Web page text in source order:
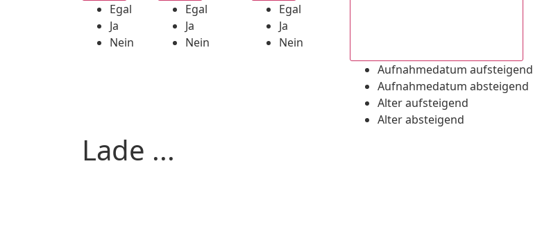
Egal
Ja
Nein
Egal
Ja
Nein
Egal
Ja
Nein
Aufnahmedatum aufsteigend
Aufnahmedatum absteigend
Alter aufsteigend
Alter absteigend
Lade ...